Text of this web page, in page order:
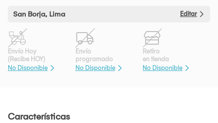
San Borja, Lima Editar
Envío Hoy
(Recibe HOY)
No Disponible
Envío
programado
No Disponible
Retiro
en tienda
No Disponible
Características